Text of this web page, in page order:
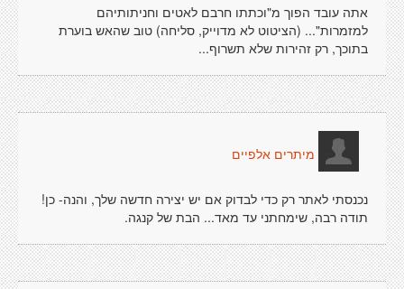
אתה עובד הפוך מ"וכתתו חרבם לאטים וחניתותיהם
למזמרות"... (הציטוט לא מדוייק, סליחה) טוב שהאש בוערת
בתוכך, רק זהירות שלא תשרוף...
מיתרים אלפיים
נכנסתי לאתר רק כדי לבדוק אם יש יצירה חדשה שלך, והנה- כן!
תודה רבה, שימחתני עד מאד... הבת של קנגה.